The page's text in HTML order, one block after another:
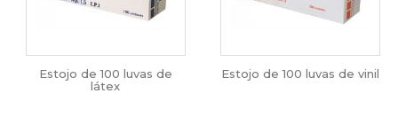
Estojo de 100 luvas de
látex
Estojo de 100 luvas de vinil